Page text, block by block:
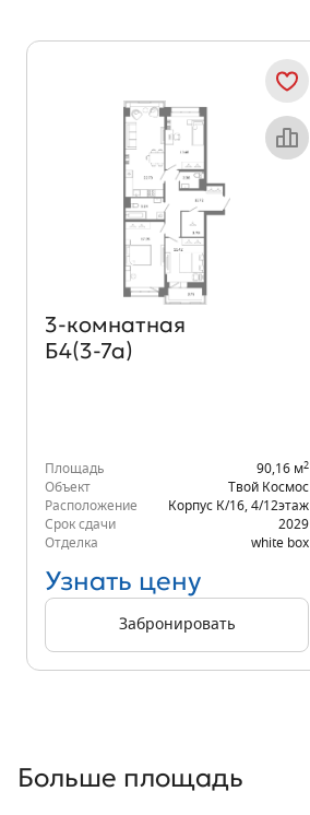
Объект месяца
3‑комнатная
Б4(3-7а)
Площадь 90,16 м2
Объект
Твой Космос
Расположение
Корпус К/16 4/12этаж
Срок сдачи
2029
Отделка
white box
Узнать цену
Забронировать
Больше площадь